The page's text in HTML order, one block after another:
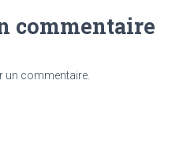
commentaire
un commentaire.